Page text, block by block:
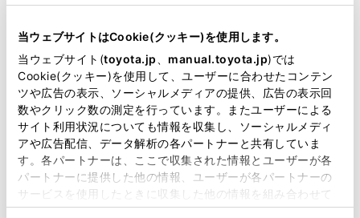
当ウェブサイトはCookie(クッキー)を使用します。
当ウェブサイト(toyota.jp manual.toyota.jp)では
Cookie(クッキー)を使用して、ユーザーに合わせたコンテン
ツや広告の表示、ソーシャルメディアの提供、広告の表示回
数やクリック数の測定を行っています。またユーザーによる
サイト利用状況についても情報を収集し、ソーシャルメディ
アや広告配信、データ解析の各パートナーと共有していま
す。各パートナーは、ここで収集された情報とユーザーが各
パートナーに提供した他の情報、ユーザーが各パートナーの
サービスを使用したときに収集した他の情報を組み合わせて
使用することがあります。当ウェブサイトの使用を続行する
郵便番号
住所自動入力
必須 都道府県
市区町村名